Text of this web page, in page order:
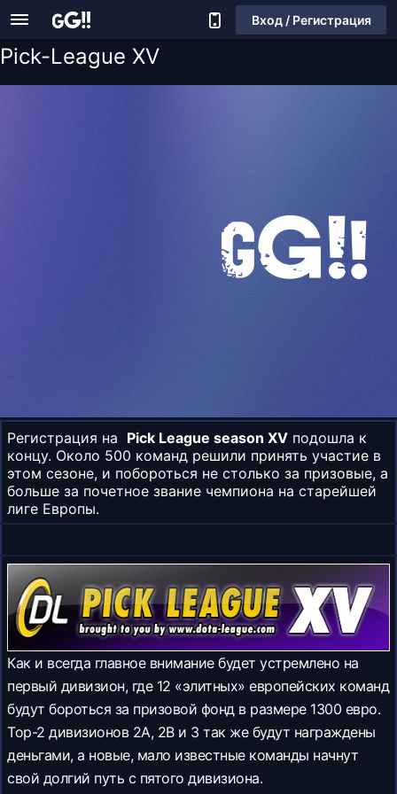
Вход / Регистрация
Pick-League XV
Регистрация на Pick League season XV подошла к
концу. Около 500 команд решили принять участие в
этом сезоне, и побороться не столько за призовые, а
больше за почетное звание чемпиона на старейшей
лиге Европы.
Как и всегда главное внимание будет устремлено на
первый дивизион, где 12 «элитных» европейских команд
будут бороться за призовой фонд в размере 1300 евро.
Top-2 дивизионов 2A, 2B и 3 так же будут награждены
деньгами, а новые, мало известные команды начнут
свой долгий путь с пятого дивизиона.